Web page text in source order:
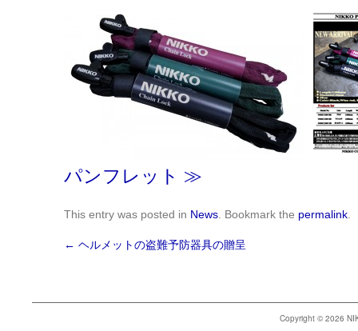
パンフレット ≫
This entry was posted in News . Bookmark the permalink
← ヘルメットの盗難予防器具の贈呈
Copyright © 2026